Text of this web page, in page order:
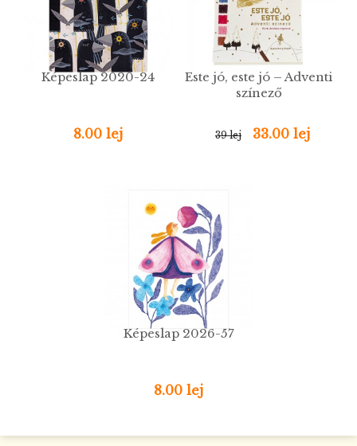
Képeslap 2020-24
8.00 lej
Este jó, este jó – Adventi
színező
39 lej 33.00 lej
Képeslap 2026-57
8.00 lej